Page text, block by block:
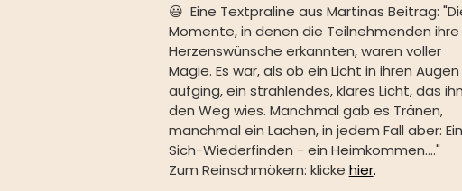
😃⁠ ⁠ Eine Textpraline aus Martinas Beitrag:
Momente, in denen die Teilnehmenden ihre
Herzenswünsche erkannten, waren voller
Magie. Es war, als ob ein Licht in ihren Augen
aufging, ein strahlendes, klares Licht, das
den Weg wies. Manchmal gab es Tränen,
manchmal ein Lachen, in jedem Fall aber:
Sich-Wiederfinden - ein Heimkommen...."⁠ ⁠
Zum Reinschmökern: klicke hier.